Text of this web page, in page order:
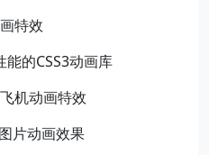
特效
的CSS3动画库
机动画特效
片动画效果